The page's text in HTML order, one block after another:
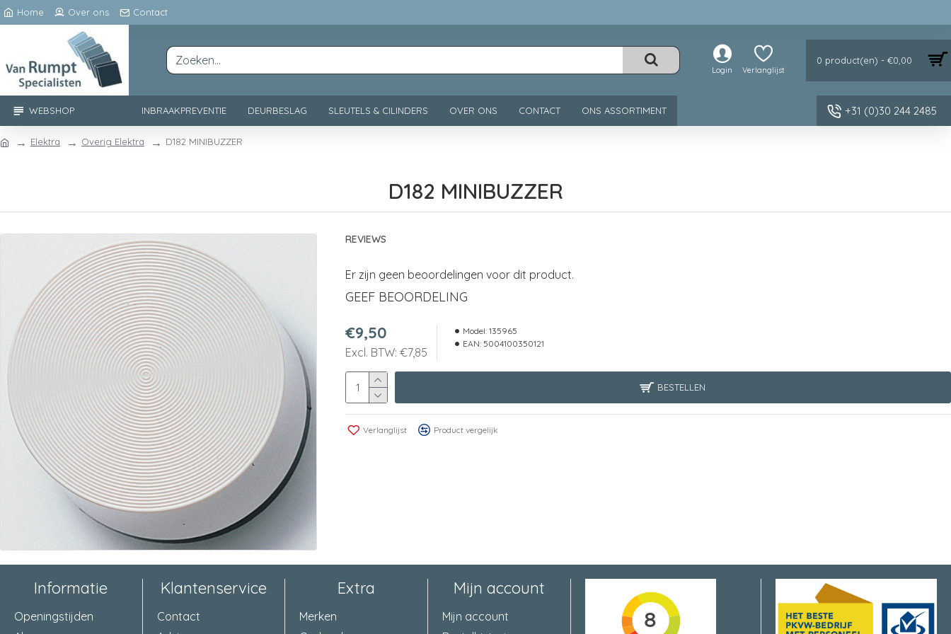
Home Over ons Contact
Login Verlanglijst
0 product(en) - €0,00
WEBSHOP INBRAAKPREVENTIE DEURBESLAG SLEUTELS & CILINDERS OVER ONS CONTACT ONS ASSORTIMENT +31 (0)30 244 2485
Elektra Overig Elektra D182 MINIBUZZER
D182 MINIBUZZER
REVIEWS
Er zijn geen beoordelingen voor dit product.
GEEF BEOORDELING
€9,50
Excl. BTW: €7,85
Model: 135965
EAN: 5004100350121
BESTELLEN
Verlanglijst Product vergelijk
Informatie
Openingstijden
Klantenservice
Contact
Extra
Merken
Mijn account
Mijn account